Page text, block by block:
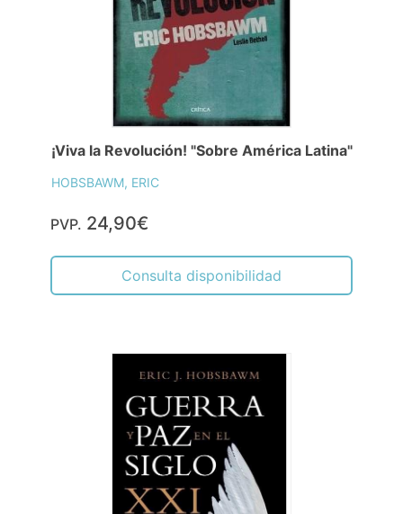
¡Viva la Revolución! "Sobre América Latina"
HOBSBAWM, ERIC
PVP. 24,90€
Consulta disponibilidad